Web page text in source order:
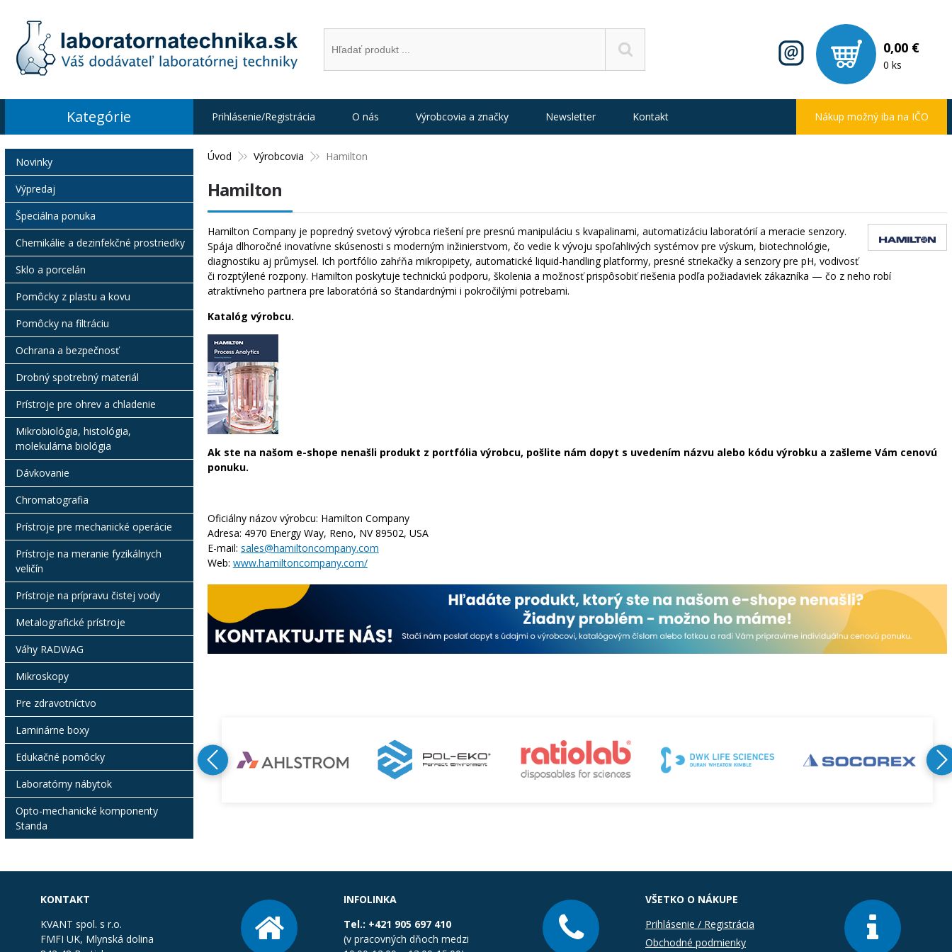
0,00 €
0 ks
Úvod Výrobcovia Hamilton
Hamilton
Hamilton Company je popredný svetový výrobca riešení pre presnú manipuláciu s kvapalinami, automatizáciu laboratórií a meracie senzory.
Spája dlhoročné inovatívne skúsenosti s moderným inžinierstvom, čo vedie k vývoju spoľahlivých systémov pre výskum, biotechnológie,
diagnostiku aj průmysel. Ich portfólio zahŕňa mikropipety, automatické liquid-handling platformy, presné striekačky a senzory pre pH, vodivosť
či rozptýlené rozpony. Hamilton poskytuje technickú podporu, školenia a možnosť prispôsobiť riešenia podľa požiadaviek zákazníka — čo z neho robí
atraktívneho partnera pre laboratóriá so štandardnými i pokročilými potrebami.
Katalóg výrobcu.
Ak ste na našom e-shope nenašli produkt z portfólia výrobcu, pošlite nám dopyt s uvedením názvu alebo kódu výrobku a zašleme Vám cenovú
ponuku.
Oficiálny názov výrobcu: Hamilton Company
Adresa: 4970 Energy Way, Reno, NV 89502, USA
E-mail: sales@hamiltoncompany.com
Web: www.hamiltoncompany.com/
Novinky
Výpredaj
Špeciálna ponuka
Chemikálie a dezinfekčné prostriedky
Sklo a porcelán
Pomôcky z plastu a kovu
Pomôcky na filtráciu
Ochrana a bezpečnosť
Drobný spotrebný materiál
Prístroje pre ohrev a chladenie
Mikrobiológia, histológia,
molekulárna biológia
Dávkovanie
Chromatografia
Prístroje pre mechanické operácie
Prístroje na meranie fyzikálnych
veličín
Prístroje na prípravu čistej vody
Metalografické prístroje
Váhy RADWAG
Mikroskopy
Pre zdravotníctvo
Laminárne boxy
Edukačné pomôcky
Laboratórny nábytok
Opto-mechanické komponenty
Standa
Kategórie Prihlásenie/Registrácia O nás Výrobcovia a značky Newsletter Kontakt Nákup možný iba na IČO
KONTAKT
KVANT spol. s r.o.
FMFI UK, Mlynská dolina
INFOLINKA
Tel.: +421 905 697 410
(v pracovných dňoch medzi
VŠETKO O NÁKUPE
Prihlásenie / Registrácia
Obchodné podmienky